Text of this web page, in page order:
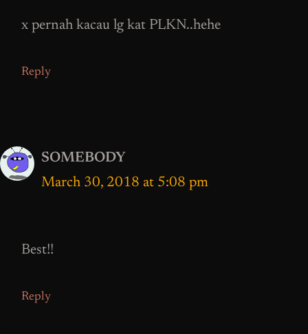
x pernah kacau lg kat PLKN..hehe
Reply
SOMEBODY
March 30, 2018 at 5:08 pm
Best!!
Reply